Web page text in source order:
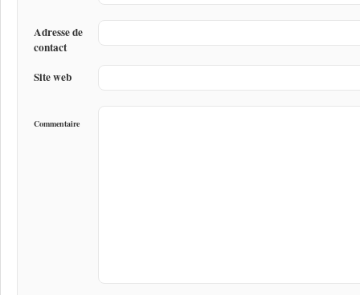
Adresse de
contact
Site web
Commentaire